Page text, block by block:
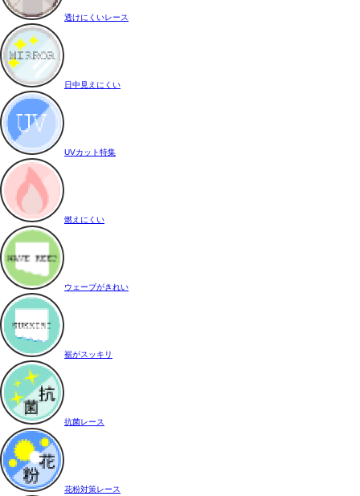
透けにくいレース
日中見えにくい
UVカット特集
燃えにくい
ウェーブがきれい
裾がスッキリ
抗菌レース
花粉対策レース